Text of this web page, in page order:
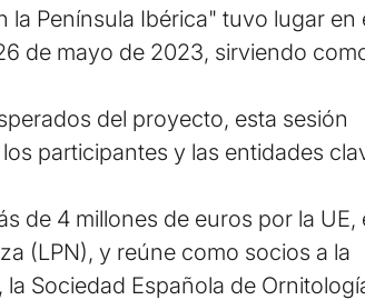
Península Ibérica" tuvo lugar en
de mayo de 2023, sirviendo
del proyecto, esta sesión
participantes y las entidades
de 4 millones de euros por la UE,
(LPN), y reúne como socios a la
Sociedad Española de